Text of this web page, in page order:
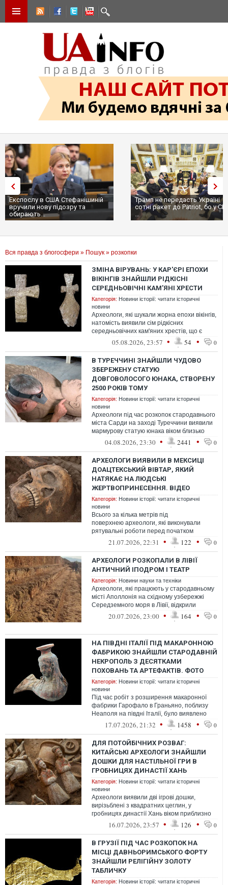
Експослу в США Стефанішиній
вручили нову підозру та
обирають...
Трамп не передасть Україні
сотні ракет до Patriot, бо у
...
Вся правда з блогосфери » Пошук » розкопки
ЗМІНА ВІРУВАНЬ: У КАР'ЄРІ ЕПОХИ
ВІКІНГІВ ЗНАЙШЛИ РІДКІСНІ
СЕРЕДНЬОВІЧНІ КАМ’ЯНІ ХРЕСТИ
Категорія: Новини історії: читати історичні
новини
Археологи, які шукали жорна епохи вікінгів,
натомість виявили сім рідкісних
середньовічних кам'яних хрестів, що є
однією з найцікавіших знахідок у цьо...
05.08.2026, 23:57 • 54 • 0
В ТУРЕЧЧИНІ ЗНАЙШЛИ ЧУДОВО
ЗБЕРЕЖЕНУ СТАТУЮ
ДОВГОВОЛОСОГО ЮНАКА, СТВОРЕНУ
2500 РОКІВ ТОМУ
Категорія: Новини історії: читати історичні
новини
Археологи під час розкопок стародавнього
міста Сарди на заході Туреччини виявили
мармурову статую юнака віком близько
2500 років.
04.08.2026, 23:30 • 2441 • 0
АРХЕОЛОГИ ВИЯВИЛИ В МЕКСИЦІ
ДОАЦТЕКСЬКИЙ ВІВТАР, ЯКИЙ
НАТЯКАЄ НА ЛЮДСЬКІ
ЖЕРТВОПРИНЕСЕННЯ. ВІДЕО
Категорія: Новини історії: читати історичні
новини
Всього за кілька метрів під
поверхнею археологи, які виконували
рятувальні роботи перед початком
будівництва залізниці, знайшли момозтлі.
21.07.2026, 22:31 • 122 • 0
АРХЕОЛОГИ РОЗКОПАЛИ В ЛІВІЇ
АНТИЧНИЙ ІПОДРОМ І ТЕАТР
Категорія: Новини науки та техніки
Археологи, які працюють у стародавньому
місті Аполлонія на східному узбережжі
Середземного моря в Лівії, відкрили
рідкісний грецький іподром та виявил...
20.07.2026, 23:00 • 164 • 0
НА ПІВДНІ ІТАЛІЇ ПІД МАКАРОННОЮ
ФАБРИКОЮ ЗНАЙШЛИ СТАРОДАВНІЙ
НЕКРОПОЛЬ З ДЕСЯТКАМИ
ПОХОВАНЬ ТА АРТЕФАКТІВ. ФОТО
Категорія: Новини історії: читати історичні
новини
Під час робіт з розширення макаронної
фабрики Гарофало в Граньяно, поблизу
Неаполя на півдні Італії, було виявлено
архаїчний некрополь, що містить 85 ...
17.07.2026, 21:32 • 1458 • 0
ДЛЯ ПОТОЙБІЧНИХ РОЗВАГ:
КИТАЙСЬКІ АРХЕОЛОГИ ЗНАЙШЛИ
ДОШКИ ДЛЯ НАСТІЛЬНОЇ ГРИ В
ГРОБНИЦЯХ ДИНАСТІЇ ХАНЬ
Категорія: Новини історії: читати історичні
новини
Археологи виявили дві ігрові дошки,
вирізьблені з квадратних цеглин, у
гробницях династії Хань віком приблизно
2000 років, що є рідкісним новим доказо...
16.07.2026, 23:57 • 126 • 0
В ГРУЗІЇ ПІД ЧАС РОЗКОПОК НА
МІСЦІ ДАВНЬОРИМСЬКОГО ФОРТУ
ЗНАЙШЛИ РЕЛІГІЙНУ ЗОЛОТУ
ТАБЛИЧКУ
Категорія: Новини історії: читати історичні